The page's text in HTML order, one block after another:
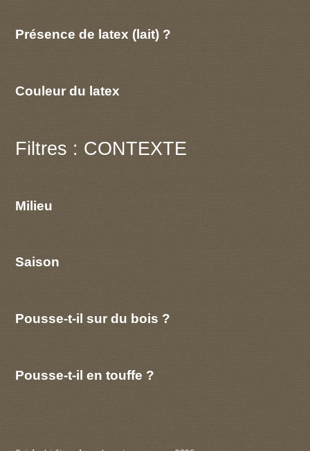
Présence de latex (lait) ?
Couleur du latex
Filtres : CONTEXTE
Milieu
Saison
Pousse-t-il sur du bois ?
Pousse-t-il en touffe ?